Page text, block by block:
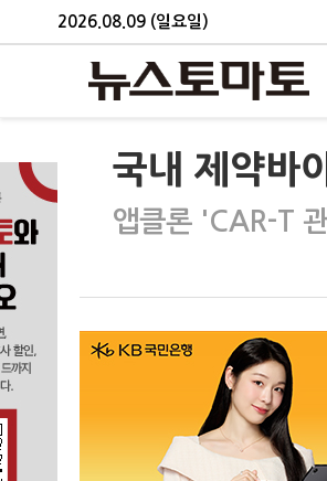
2026.08.09 (일요일)
국내 제약바
앱클론 'CAR-T